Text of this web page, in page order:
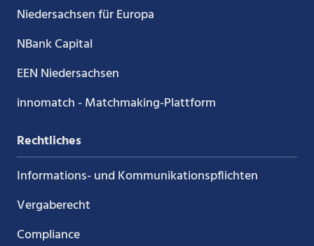
Niedersachsen für Europa
NBank Capital
EEN Niedersachsen
innomatch - Matchmaking-Plattform
Rechtliches
Informations- und Kommunikations­pflichten
Vergaberecht
Compliance